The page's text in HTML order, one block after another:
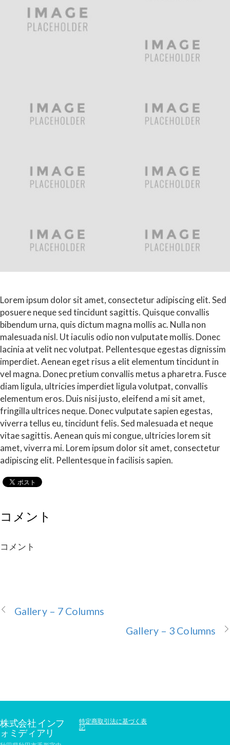
Lorem ipsum dolor sit amet, consectetur adipiscing elit. Sed
posuere neque sed tincidunt sagittis. Quisque convallis
bibendum urna, quis dictum magna mollis ac. Nulla non
malesuada nisl. Ut iaculis odio non vulputate mollis. Donec
lacinia at velit nec volutpat. Pellentesque egestas dignissim
imperdiet. Aenean eget risus a elit elementum tincidunt in
vel magna. Donec pretium convallis metus a pharetra. Fusce
diam ligula, ultricies imperdiet ligula volutpat, convallis
elementum eros. Duis nisi justo, eleifend a mi sit amet,
fringilla ultrices neque. Donec vulputate sapien egestas,
viverra tellus eu, tincidunt felis. Sed malesuada et neque
vitae sagittis. Aenean quis mi congue, ultricies lorem sit
amet, viverra mi. Lorem ipsum dolor sit amet, consectetur
adipiscing elit. Pellentesque in facilisis sapien.
コメント
コメント
Gallery – 7 Columns
Gallery – 3 Columns
株式会社 インフ
ォミディアリ
特定商取引法に基づく表
記